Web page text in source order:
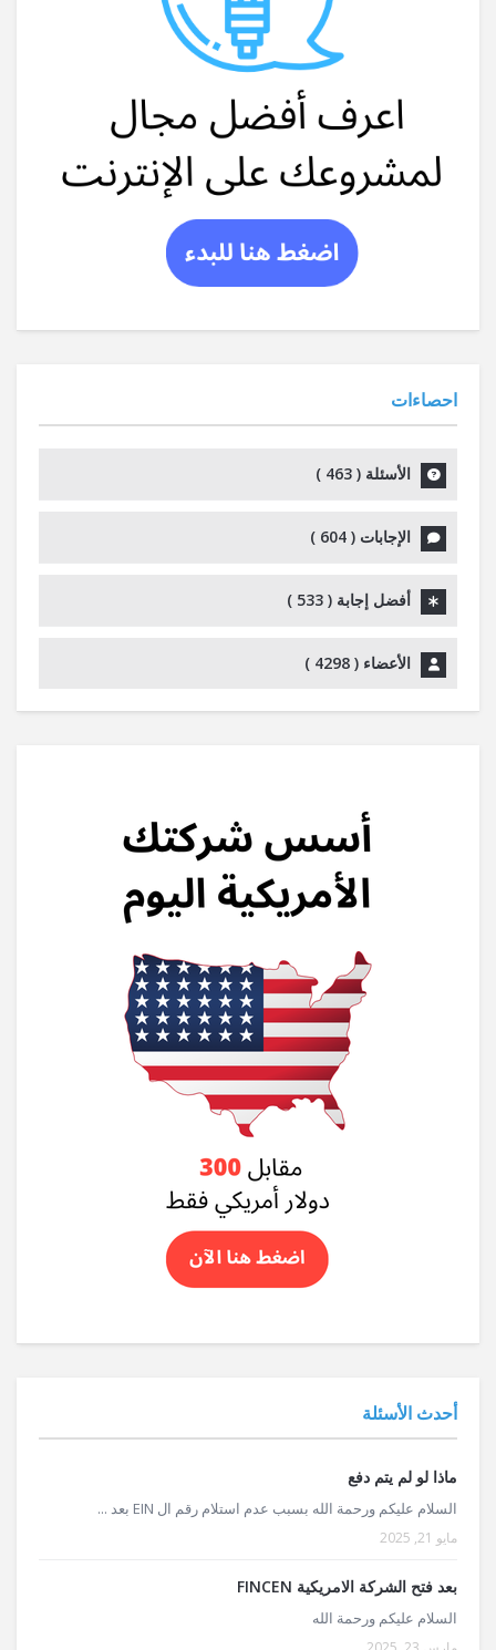
احصاءات
الأسئلة ( 463
)
الإجابات ( 604
)
أفضل إجابة ( 533
)
الأعضاء ( 4298
)
أحدث الأسئلة
ماذا لو لم يتم دفع
السلام عليكم ورحمة الله بسبب عدم استلام رقم ال EIN بعد ...
مايو 21, 2025
بعد فتح الشركة الامريكية FINCEN
السلام عليكم ورحمة الله